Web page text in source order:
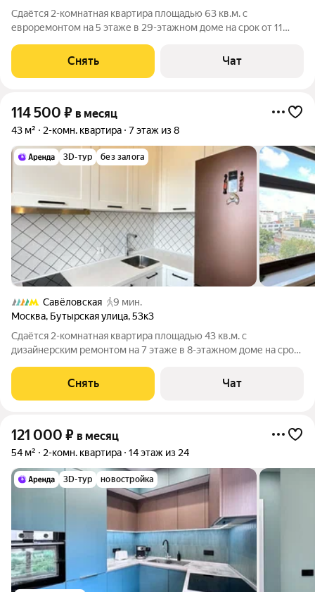
Сдаётся 2-комнатная квартира площадью 63 кв.м. с
евроремонтом на 5 этаже в 29-этажном доме на срок от 11
Холодильник Микроволновка Дом - монолитный, окна выходят
на улицу. Есть консьерж. В
Снять Чат
114 500 ₽ в месяц
43 м² 2-комн. квартира 7 этаж из 8
3D-тур без залога
Савёловская
9 мин.
Москва, Бутырская улица,53к3
Сдаётся 2-комнатная квартира площадью 43 кв.м. с
дизайнерским ремонтом на 7 этаже в 8-этажном доме на срок
Стиральная машина Сушильная машина Холодильник
Посудомоечная машина Кондиционер
Снять Чат
121 000 ₽ в месяц
54 м² 2-комн. квартира 14 этаж из 24
3D-тур новостройка